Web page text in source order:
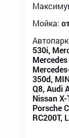
Мойка:
530i,
350d,
Q8, Audi
Nissan
Porsche
RC200T,